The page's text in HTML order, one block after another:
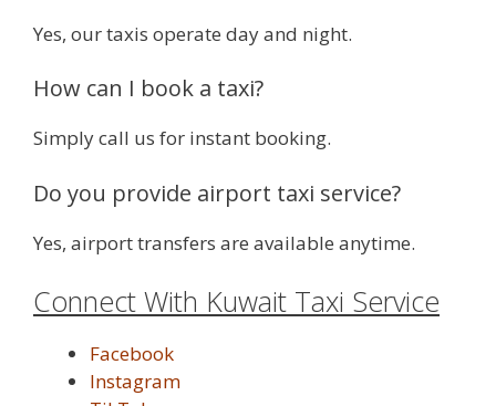
Yes, our taxis operate day and night.
How can I book a taxi?
Simply call us for instant booking.
Do you provide airport taxi service?
Yes, airport transfers are available anytime.
Connect With Kuwait Taxi Service
Facebook
Instagram